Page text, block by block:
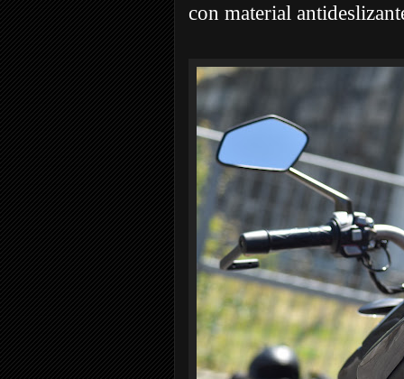
con material